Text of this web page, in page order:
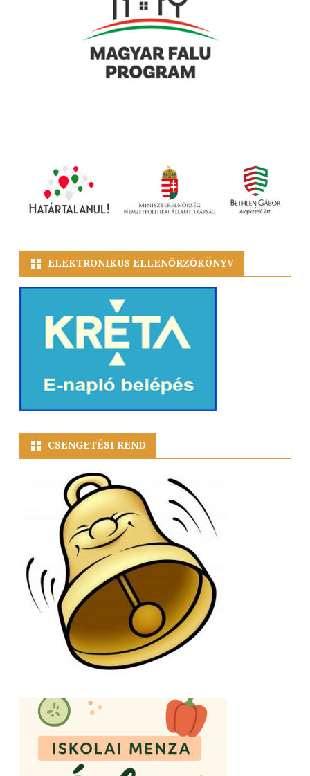
ELEKTRONIKUS ELLENŐRZŐKÖNYV
CSENGETÉSI REND